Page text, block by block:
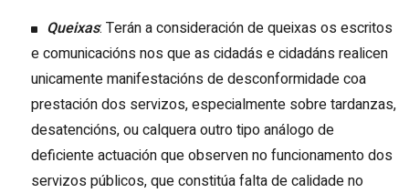
Queixas: Terán a consideración de queixas os escritos
e comunicacións nos que as cidadás e cidadáns realicen
unicamente manifestacións de desconformidade coa
prestación dos servizos, especialmente sobre tardanzas,
desatencións, ou calquera outro tipo análogo de
deficiente actuación que observen no funcionamento dos
servizos públicos, que constitúa falta de calidade no